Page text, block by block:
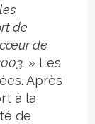
de
de
» Les
Après
à la
de